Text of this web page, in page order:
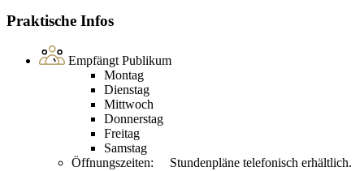
Praktische Infos
Empfängt Publikum
Montag
Dienstag
Mittwoch
Donnerstag
Freitag
Samstag
Öffnungszeiten: Stundenpläne telefonisch erhältlich.